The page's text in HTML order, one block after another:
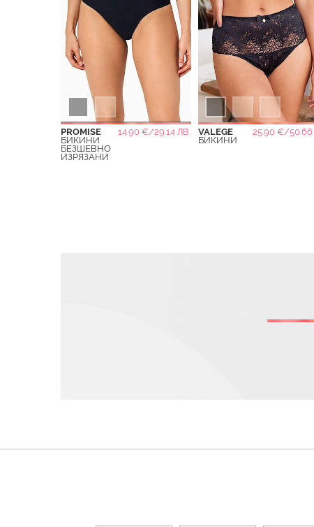
PROMISE
14.90 €/29.14 ЛВ.
БИКИНИ
БЕЗШЕВНО
ИЗРЯЗАНИ
VALEGE
25.90 €/50.66
БИКИНИ